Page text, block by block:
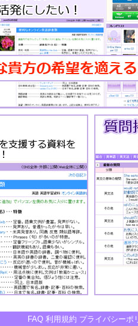
FAQ 利用規約 プライバシーポ